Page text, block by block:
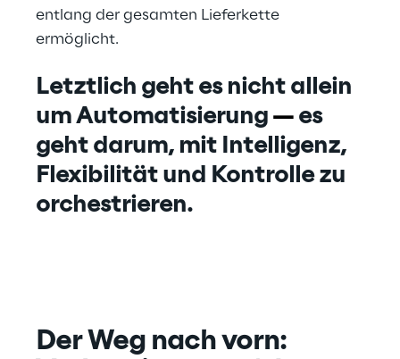
entlang der gesamten Lieferkette
ermöglicht.
Letztlich geht es nicht allein
um Automatisierung — es
geht darum, mit Intelligenz,
Flexibilität und Kontrolle zu
orchestrieren.
Der Weg nach vorn: